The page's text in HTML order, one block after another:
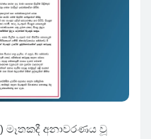
මෑතකදී අනාවරණය වූ